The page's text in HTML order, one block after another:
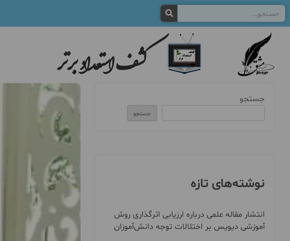
کشف استعداد برتر
جستجو
جستجو
نوشته‌های تازه
انتشار مقاله علمی درباره ارزیابی اثرگذاری روش
آموزشی دیویس بر اختلالات توجه دانش‌آموزان